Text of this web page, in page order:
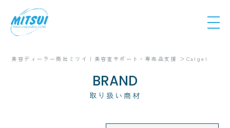
美容ディーラー商社ミツイ｜美容室サポート・専売品支援 Calgel
BRAND
取り扱い商材